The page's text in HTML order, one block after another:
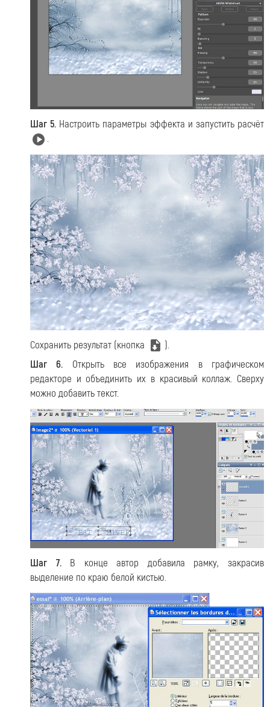
Шаг 5. Настроить параметры эффекта и запустить расчёт
.
Сохранить результат (кнопка
).
Шаг 6. Открыть все изображения в графическом
редакторе и объединить их в красивый коллаж. Сверху
можно добавить текст.
Шаг 7.В конце автор добавила рамку, закрасив
выделение по краю белой кистью.